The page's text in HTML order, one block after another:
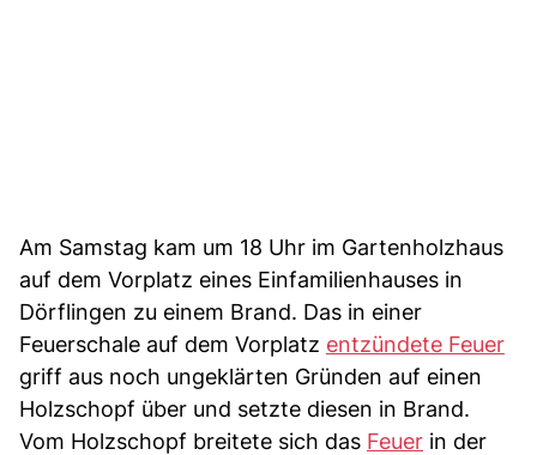
Am Samstag kam um 18 Uhr im Gartenholzhaus
auf dem Vorplatz eines Einfamilienhauses in
Dörflingen zu einem Brand. Das in einer
Feuerschale auf dem Vorplatz entzündete Feuer
griff aus noch ungeklärten Gründen auf einen
Holzschopf über und setzte diesen in Brand.
Vom Holzschopf breitete sich das Feuer in der